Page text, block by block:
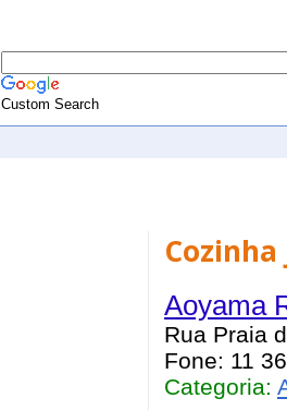
Custom Search
Cozinha
Aoyama
Rua Praia
Fone: 11
Categoria: